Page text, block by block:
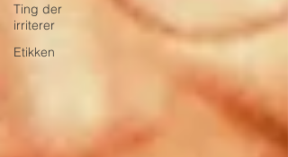
Ting der
irriterer
Etikken